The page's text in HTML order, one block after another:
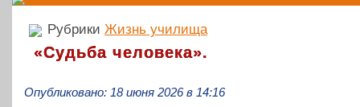
Рубрики Жизнь училища
«Судьба человека».
Опубликовано: 18 июня 2026 в 14:16